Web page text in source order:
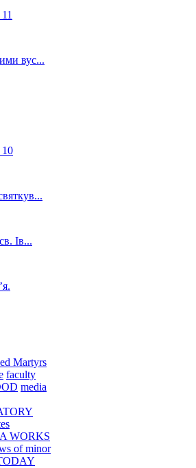
вус...
Ів...
Martyrs
faculty
media
WORKS
of minor